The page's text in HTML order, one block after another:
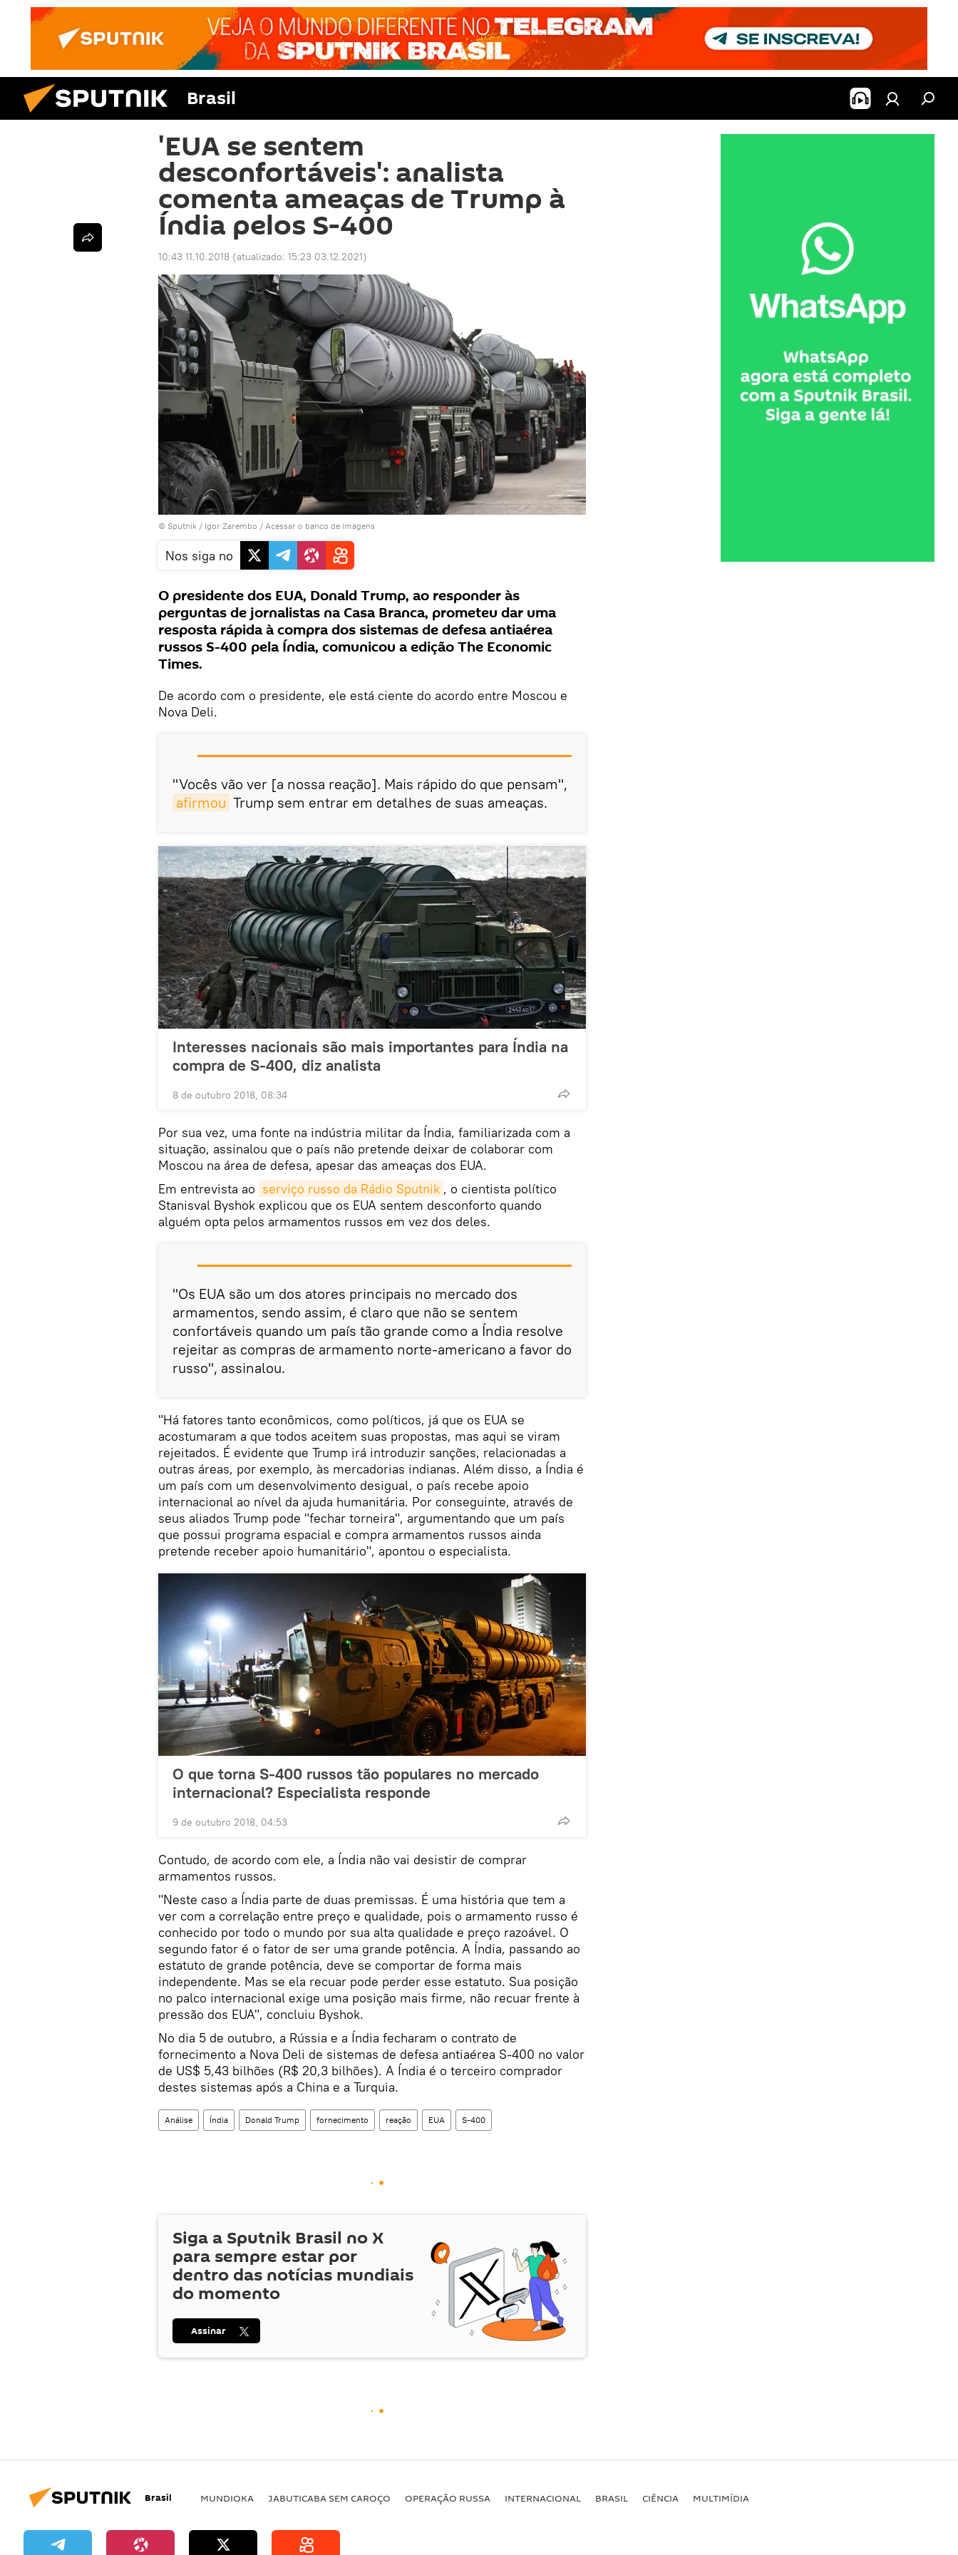
Brasil
'EUA se sentem
desconfortáveis': analista
comenta ameaças de Trump à
Índia pelos S-400
10:43 11.10.2018 (atualizado: 15:23 03.12.2021)
© Sputnik / Igor Zarembo / Acessar o banco de imagens
Nos siga no
O presidente dos EUA, Donald Trump, ao responder às
perguntas de jornalistas na Casa Branca, prometeu dar uma
resposta rápida à compra dos sistemas de defesa antiaérea
russos S-400 pela Índia, comunicou a edição The Economic
Times.
De acordo com o presidente, ele está ciente do acordo entre Moscou e
Nova Deli.
"Vocês vão ver [a nossa reação]. Mais rápido do que pensam",
afirmou Trump sem entrar em detalhes de suas ameaças.
Interesses nacionais são mais importantes para Índia na
compra de S-400, diz analista
8 de outubro 2018, 08:34
Por sua vez, uma fonte na indústria militar da Índia, familiarizada com a
situação, assinalou que o país não pretende deixar de colaborar com
Moscou na área de defesa, apesar das ameaças dos EUA.
Em entrevista ao serviço russo da Rádio Sputnik , o cientista político
Stanisval Byshok explicou que os EUA sentem desconforto quando
alguém opta pelos armamentos russos em vez dos deles.
"Os EUA são um dos atores principais no mercado dos
armamentos, sendo assim, é claro que não se sentem
confortáveis quando um país tão grande como a Índia resolve
rejeitar as compras de armamento norte-americano a favor do
russo", assinalou.
"Há fatores tanto econômicos, como políticos, já que os EUA se
acostumaram a que todos aceitem suas propostas, mas aqui se viram
rejeitados. É evidente que Trump irá introduzir sanções, relacionadas a
outras áreas, por exemplo, às mercadorias indianas. Além disso, a Índia é
um país com um desenvolvimento desigual, o país recebe apoio
internacional ao nível da ajuda humanitária. Por conseguinte, através de
seus aliados Trump pode "fechar torneira", argumentando que um país
que possui programa espacial e compra armamentos russos ainda
pretende receber apoio humanitário", apontou o especialista.
O que torna S-400 russos tão populares no mercado
internacional? Especialista responde
9 de outubro 2018, 04:53
Contudo, de acordo com ele, a Índia não vai desistir de comprar
armamentos russos.
"Neste caso a Índia parte de duas premissas. É uma história que tem a
ver com a correlação entre preço e qualidade, pois o armamento russo é
conhecido por todo o mundo por sua alta qualidade e preço razoável. O
segundo fator é o fator de ser uma grande potência. A Índia, passando ao
estatuto de grande potência, deve se comportar de forma mais
independente. Mas se ela recuar pode perder esse estatuto. Sua posição
no palco internacional exige uma posição mais firme, não recuar frente à
pressão dos EUA", concluiu Byshok.
No dia 5 de outubro, a Rússia e a Índia fecharam o contrato de
fornecimento a Nova Deli de sistemas de defesa antiaérea S-400 no valor
de US$ 5,43 bilhões (R$ 20,3 bilhões). A Índia é o terceiro comprador
destes sistemas após a China e a Turquia.
Análise Índia Donald Trump fornecimento reação EUA S-400
Siga a Sputnik Brasil noX
para sempre estar por
dentro das notícias mundiais
do momento
Assinar
Brasil MUNDIOKA JABUTICABA SEM CAROÇO OPERAÇÃO RUSSA INTERNACIONAL BRASIL CIÊNCIA MULTIMÍDIA